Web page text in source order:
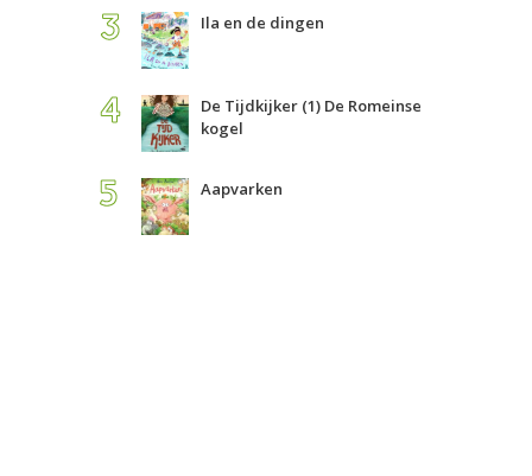
Ila en de dingen
De Tijdkijker (1) De Romeinse
kogel
Aapvarken